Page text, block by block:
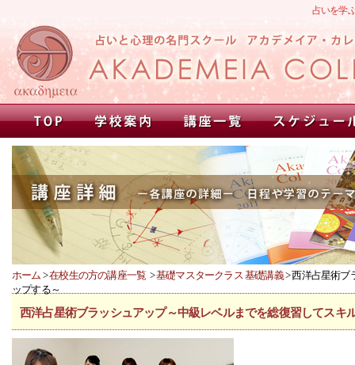
占いを学
ホーム >在校生の方の講座一覧 >基礎マスタークラス 基礎講義> 西洋占星術ブ
ップする～
西洋占星術ブラッシュアップ～中級レベルまでを総復習してスキ